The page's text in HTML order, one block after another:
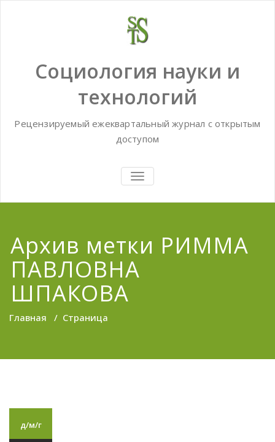
Социология науки и
технологий
Рецензируемый ежеквартальный журнал с открытым
доступом
TOGGLE
NAVIGATION
Архив метки РИММА
ПАВЛОВНА
ШПАКОВА
Главная / Страница
д/м/г